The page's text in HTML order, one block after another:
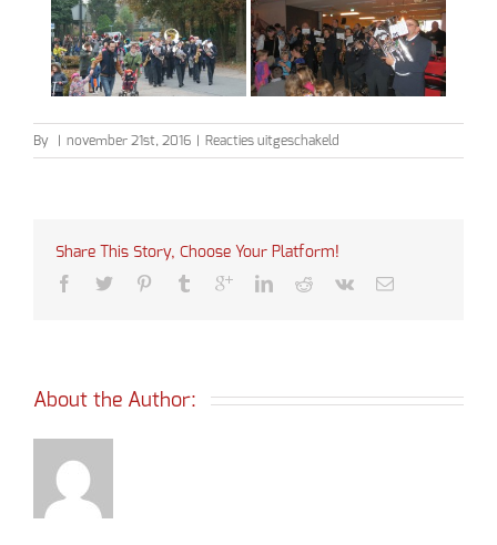
By november 21st, 2016 Reacties uitgeschakeld
Sinterklaas
Share This Story, Choose Your Platform!
About the Author: